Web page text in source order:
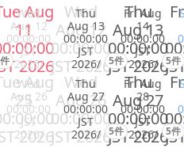
Aug
11
2026
Wed
Aug 12
00:00:00
JST
2026/
Wed
Aug 12
00:00:00
JST 2026
Thu
Aug 13
00:00:00
JST
2026/
Thu
Aug 13
00:00:00
JST 2026
5件
Fri Aug
14
00:00:00
JST
2026/
5件
Aug
25
2026
Wed
Aug 26
00:00:00
JST
2026/
Wed
Aug 26
00:00:00
JST 2026
Thu
Aug 27
00:00:00
JST
2026/
Thu
Aug 27
00:00:00
JST 2026
5件
Fri Aug
28
00:00:00
JST
2026/
5件